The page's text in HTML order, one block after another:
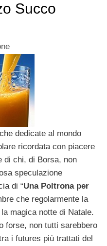
Succo
dedicate al mondo
ricordata con piacere
di chi, di Borsa, non
speculazione
di “Una Poltrona per
che regolarmente la
magica notte di Natale.
forse, non tutti sarebbero
i futures più trattati del